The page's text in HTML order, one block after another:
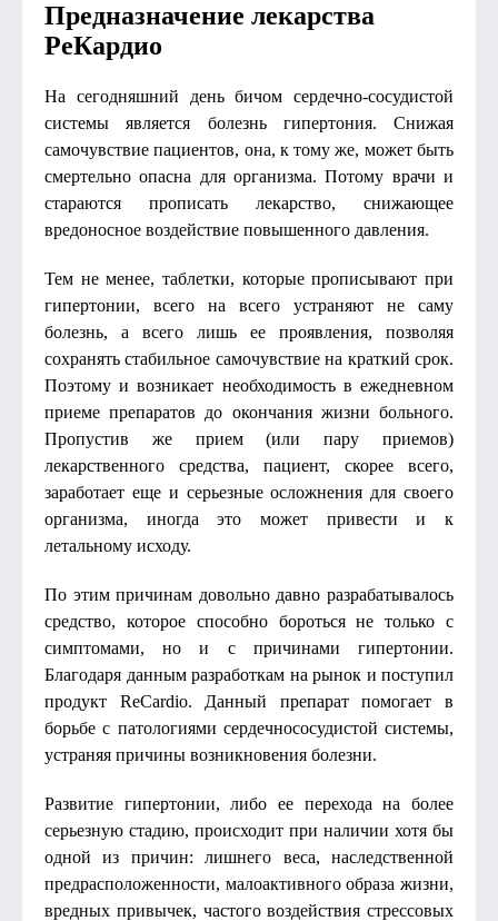
Предназначение лекарства
РеКардио
На сегодняшний день бичом сердечно-сосудистой
системы является болезнь гипертония. Снижая
самочувствие пациентов, она, к тому же, может быть
смертельно опасна для организма. Потому врачи и
стараются прописать лекарство, снижающее
вредоносное воздействие повышенного давления.
Тем не менее, таблетки, которые прописывают при
гипертонии, всего на всего устраняют не саму
болезнь, а всего лишь ее проявления, позволяя
сохранять стабильное самочувствие на краткий срок.
Поэтому и возникает необходимость в ежедневном
приеме препаратов до окончания жизни больного.
Пропустив же прием (или пару приемов)
лекарственного средства, пациент, скорее всего,
заработает еще и серьезные осложнения для своего
организма, иногда это может привести и к
летальному исходу.
По этим причинам довольно давно разрабатывалось
средство, которое способно бороться не только с
симптомами, но и с причинами гипертонии.
Благодаря данным разработкам на рынок и поступил
продукт ReCardio. Данный препарат помогает в
борьбе с патологиями сердечнососудистой системы,
устраняя причины возникновения болезни.
Развитие гипертонии, либо ее перехода на более
серьезную стадию, происходит при наличии хотя бы
одной из причин: лишнего веса, наследственной
предрасположенности, малоактивного образа жизни,
вредных привычек, частого воздействия стрессовых